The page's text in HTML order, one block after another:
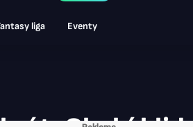
liga Eventy